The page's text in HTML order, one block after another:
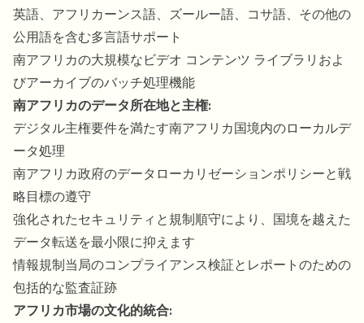
英語、アフリカーンス語、ズールー語、コサ語、その他の
公用語を含む多言語サポート
南アフリカの大規模なビデオ コンテンツ ライブラリおよ
びアーカイブのバッチ処理機能
南アフリカのデータ所在地と主権:
デジタル主権要件を満たす南アフリカ国境内のローカルデ
ータ処理
南アフリカ政府のデータローカリゼーションポリシーと戦
略目標の遵守
強化されたセキュリティと規制順守により、国境を越えた
データ転送を最小限に抑えます
情報規制当局のコンプライアンス検証とレポートのための
包括的な監査証跡
アフリカ市場の文化的統合: